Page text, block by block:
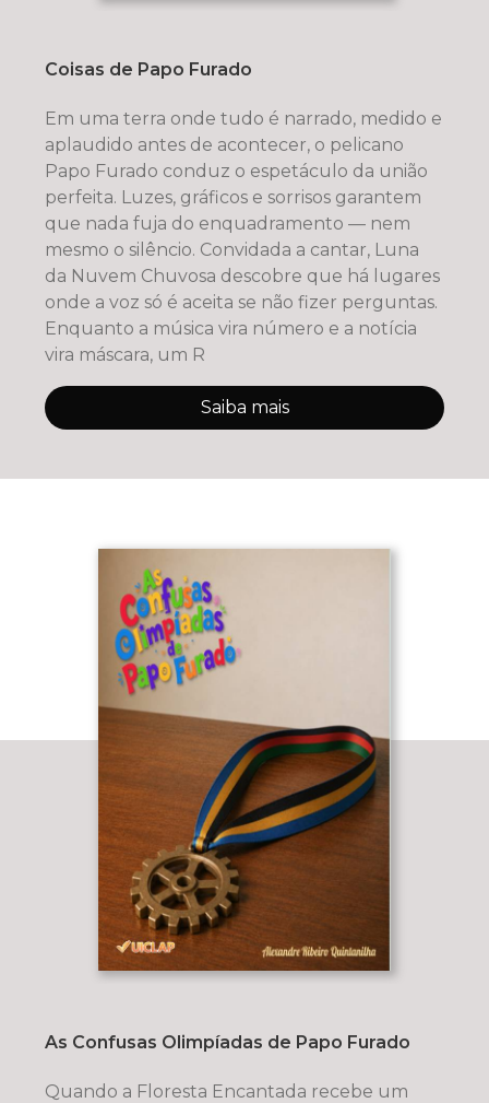
Coisas de Papo Furado
Em uma terra onde tudo é narrado, medido e
aplaudido antes de acontecer, o pelicano
Papo Furado conduz o espetáculo da união
perfeita. Luzes, gráficos e sorrisos garantem
que nada fuja do enquadramento — nem
mesmo o silêncio. Convidada a cantar, Luna
da Nuvem Chuvosa descobre que há lugares
onde a voz só é aceita se não fizer perguntas.
Enquanto a música vira número e a notícia
vira máscara, um R
Saiba mais
As Confusas Olimpíadas de Papo Furado
Quando a Floresta Encantada recebe um